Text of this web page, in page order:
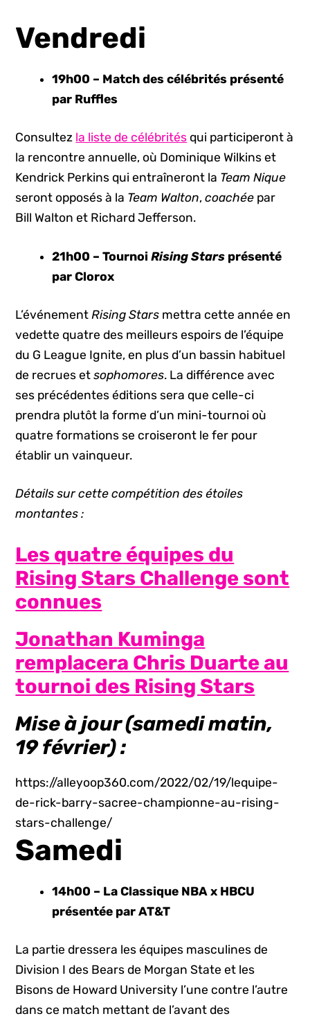
Vendredi
19h00 – Match des célébrités présenté
par Ruffles
Consultez la liste de célébrités qui participeront à
la rencontre annuelle, où Dominique Wilkins et
Kendrick Perkins qui entraîneront la Team Nique
seront opposés à la Team Walton,coachée par
Bill Walton et Richard Jefferson.
21h00 – TournoiRising Stars présenté
par Clorox
L’événement Rising Stars mettra cette année en
vedette quatre des meilleurs espoirs de l’équipe
du G League Ignite, en plus d’un bassin habituel
de recrues etsophomores. La différence avec
ses précédentes éditions sera que celle-ci
prendra plutôt la forme d’un mini-tournoi où
quatre formations se croiseront le fer pour
établir un vainqueur.
Détails sur cette compétition des étoiles
montantes :
Les quatre équipes du
Rising Stars Challenge sont
connues
Jonathan Kuminga
remplacera Chris Duarte au
tournoi des Rising Stars
Mise à jour (samedi matin,
19 février) :
https://alleyoop360.com/2022/02/19/lequipe-
de-rick-barry-sacree-championne-au-rising-
stars-challenge/
Samedi
14h00 – La Classique NBA x HBCU
présentée par AT&T
La partie dressera les équipes masculines de
Division I des Bears de Morgan State et les
Bisons de Howard University l’une contre l’autre
dans ce match mettant de l’avant des